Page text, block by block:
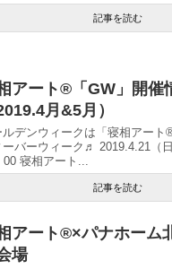
記事を読む
アート®「GW」開催
月&5月）
ルデンウィークは「寝相アート
ーバーウィーク♬ 2019.4.21（
00 寝相アート...
記事を読む
アート®︎×パナホーム
場